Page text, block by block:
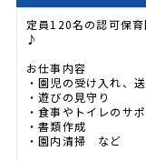
定員120名の認可保
♪
お仕事内容
・園児の受け入れ、
・遊びの見守り
・食事やトイレのサ
・書類作成
・園内清掃 など